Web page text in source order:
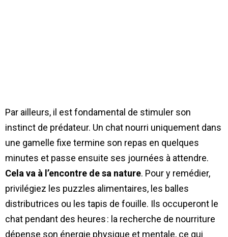
Par ailleurs, il est fondamental de stimuler son
instinct de prédateur. Un chat nourri uniquement dans
une gamelle fixe termine son repas en quelques
minutes et passe ensuite ses journées à attendre.
Cela va à l’encontre de sa nature. Pour y remédier,
privilégiez les puzzles alimentaires, les balles
distributrices ou les tapis de fouille. Ils occuperont le
chat pendant des heures : la recherche de nourriture
dépense son énergie physique et mentale, ce qui